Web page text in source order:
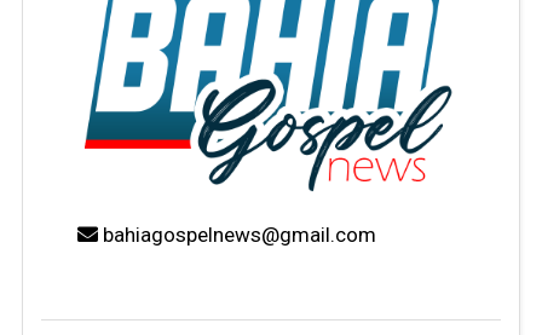
bahiagospelnews@gmail.com